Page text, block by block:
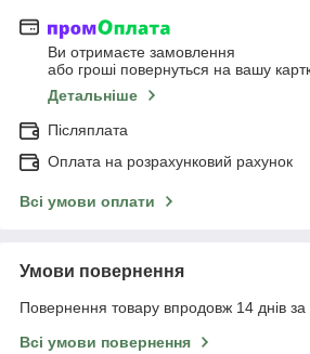
Ви отримаєте замовлення
або гроші повернуться на вашу
Детальніше
Післяплата
Оплата на розрахунковий рахунок
Всі умови оплати
Умови повернення
Повернення товару впродовж 14 днів
Всі умови повернення